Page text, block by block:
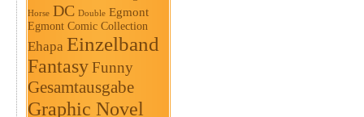
Horse DC Double Egmont
Egmont Comic Collection
Ehapa Einzelband
FantasyFunny
Gesamtausgabe
Graphic Novel